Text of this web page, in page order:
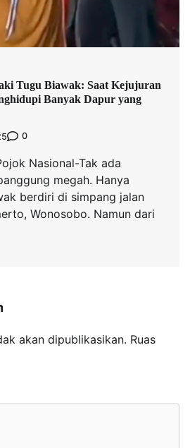
Tugu Biawak: Saat Kejujuran
Banyak Dapur yang
0
Nasional-Tak ada
megah. Hanya
berdiri di simpang jalan
Wonosobo. Namun dari
akan dipublikasikan. Ruas